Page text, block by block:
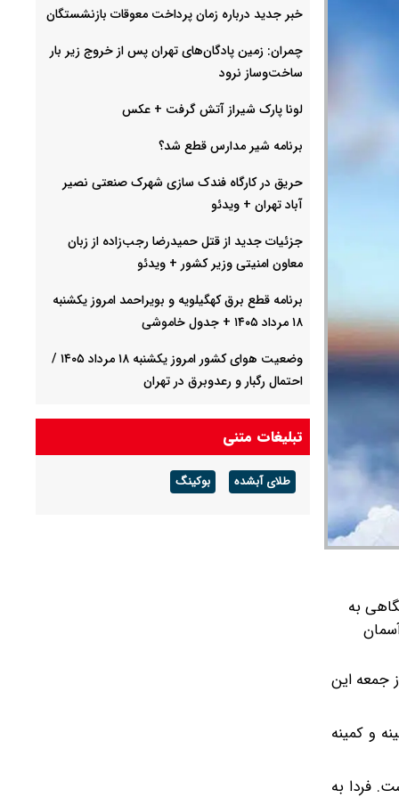
به
آسمان
با روز جمعه این
بیشینه و کمینه
۱۲ بالای صفر اعلام شده است. فردا به
خبر جدید درباره زمان پرداخت معوقات بازنشستگان
چمران: زمین پادگان‌های تهران پس از خروج زیر بار
ساخت‌وساز نرود
لونا پارک شیراز آتش گرفت + عکس
برنامه شیر مدارس قطع شد؟
حریق در کارگاه فندک سازی شهرک صنعتی نصیر
آباد تهران + ویدئو
جزئیات جدید از قتل حمیدرضا رجب‌زاده از زبان
معاون امنیتی وزیر کشور + ویدئو
برنامه قطع برق کهگیلویه و بویراحمد امروز یکشنبه
۱۸ مرداد ۱۴۰۵ + جدول خاموشی
وضعیت هوای کشور امروز یکشنبه ۱۸ مرداد ۱۴۰۵ /
احتمال رگبار و رعدوبرق در تهران
زلزله ۴ ریشتری در هفتکل خوزستان
تبلیغات متنی
طلای آبشده بوکینگ